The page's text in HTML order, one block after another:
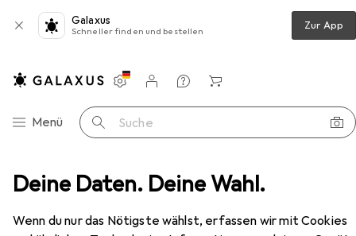
Deine Daten. Deine Wahl.
Wenn du nur das Nötigste wählst, erfassen wir mit Cookies
Galaxus
Schneller finden und bestellen Zur App
Navigation nach Kategorien
Menü Suche
Einstellungen
Kundenkonto
Vergleichslisten
Merklisten
Warenkorb
Vision USB-Adapter USB-C (M) bis USB Typ A (W)
EUR
17,93
VisionUSB-Adapter USB-C (M) bis USB